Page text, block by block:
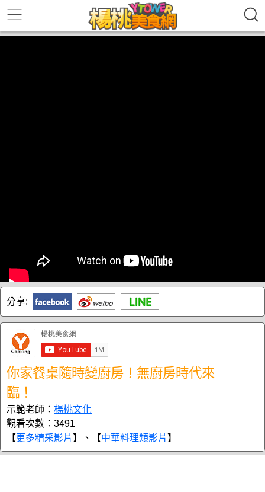
分享:
你家餐桌隨時變廚房！無廚房時代來
臨！
示範老師： 楊桃文化
觀看次數：3491
【更多精采影片 】、【中華料理類影片 】